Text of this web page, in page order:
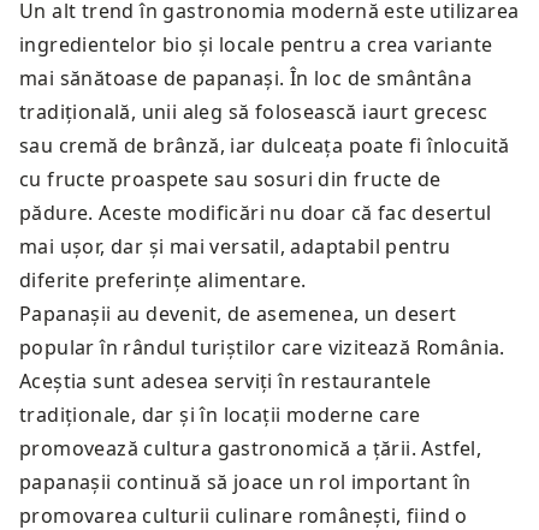
Un alt trend în gastronomia modernă este utilizarea
ingredientelor bio și locale pentru a crea variante
mai sănătoase de papanași. În loc de smântâna
tradițională, unii aleg să folosească iaurt grecesc
sau cremă de brânză, iar dulceața poate fi înlocuită
cu fructe proaspete sau sosuri din fructe de
pădure. Aceste modificări nu doar că fac desertul
mai ușor, dar și mai versatil, adaptabil pentru
diferite preferințe alimentare.
Papanașii au devenit, de asemenea, un desert
popular în rândul turiștilor care vizitează România.
Aceștia sunt adesea serviți în restaurantele
tradiționale, dar și în locații moderne care
promovează cultura gastronomică a țării. Astfel,
papanașii continuă să joace un rol important în
promovarea culturii culinare românești, fiind o